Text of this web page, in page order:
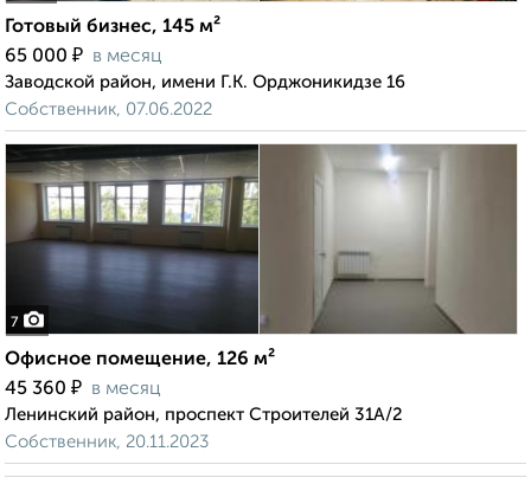
Готовый бизнес, 145 м²
65 000 ₽ в месяц
Заводской район, имени Г.К. Орджоникидзе 16
Собственник, 07.06.2022
7
Офисное помещение, 126 м²
45 360 ₽ в месяц
Ленинский район, проспект Строителей 31А/2
Собственник, 20.11.2023